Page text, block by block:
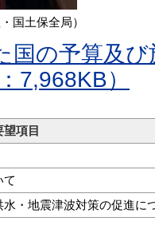
国土保全局）
国の予算及
7,968KB）
て
・地震津波対策の促進に